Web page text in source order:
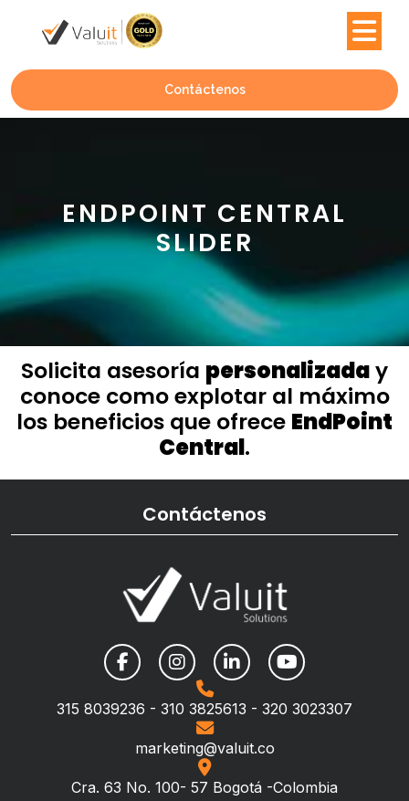
Contáctenos
ENDPOINT CENTRAL
SLIDER
Solicita asesoría personalizaday
conoce como explotar al máximo
los beneficios que ofrece EndPoint
Central.
Contáctenos
315 8039236 - 310 3825613 - 320 3023307
marketing@valuit.co
Cra. 63 No. 100- 57 Bogotá -Colombia